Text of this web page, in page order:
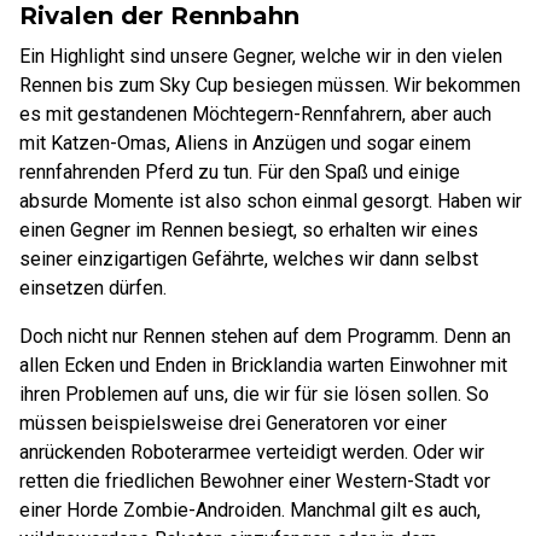
Rivalen der Rennbahn
Ein Highlight sind unsere Gegner, welche wir in den vielen
Rennen bis zum Sky Cup besiegen müssen. Wir bekommen
es mit gestandenen Möchtegern-Rennfahrern, aber auch
mit Katzen-Omas, Aliens in Anzügen und sogar einem
rennfahrenden Pferd zu tun. Für den Spaß und einige
absurde Momente ist also schon einmal gesorgt. Haben wir
einen Gegner im Rennen besiegt, so erhalten wir eines
seiner einzigartigen Gefährte, welches wir dann selbst
einsetzen dürfen.
Doch nicht nur Rennen stehen auf dem Programm. Denn an
allen Ecken und Enden in Bricklandia warten Einwohner mit
ihren Problemen auf uns, die wir für sie lösen sollen. So
müssen beispielsweise drei Generatoren vor einer
anrückenden Roboterarmee verteidigt werden. Oder wir
retten die friedlichen Bewohner einer Western-Stadt vor
einer Horde Zombie-Androiden. Manchmal gilt es auch,